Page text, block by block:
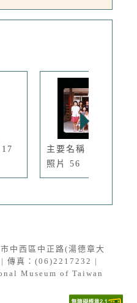
主要名稱：楊逵相關
照片 56
中西區中正路(湯德章大
傳真：(06)2217232 |
Museum of Taiwan